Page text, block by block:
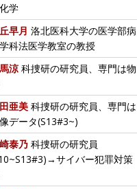
学
早月 洛北医科大学の医学部病
科法医学教室の教授
涼 科捜研の研究員、専門は物
亜美 科捜研の研究員、専門は
データ(S13#3~)
泰乃 科捜研の研究員
サイバー犯罪対策